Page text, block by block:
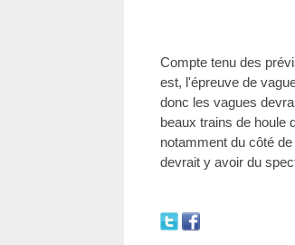
Compte tenu des
est, l'épreuve de
donc les vagues
beaux trains de houle
notamment du côté
devrait y avoir du